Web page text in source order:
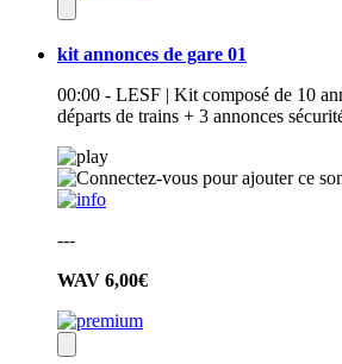
kit annonces de gare 01
00:00 - LESF | Kit composé de 10
départs de trains + 3 annonces
---
WAV 6,00€